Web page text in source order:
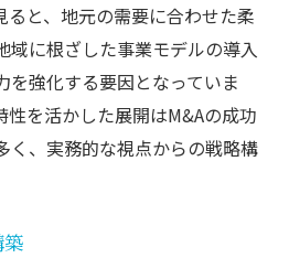
ると、地元の需要に合わせた柔
域に根ざした事業モデルの導入
を強化する要因となっていま
性を活かした展開はM&Aの成功
く、実務的な視点からの戦略構
築